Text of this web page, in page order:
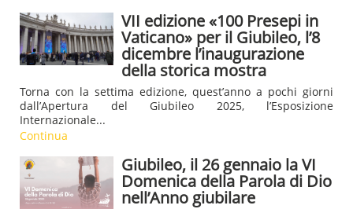
VII edizione «100 Presepi in
Vaticano» per il Giubileo, l’8
dicembre l’inaugurazione
della storica mostra
Torna con la settima edizione, quest’anno a pochi giorni
dall’Apertura del Giubileo 2025, l’Esposizione
Internazionale...
Continua
Giubileo, il 26 gennaio la VI
Domenica della Parola di Dio
nell’Anno giubilare